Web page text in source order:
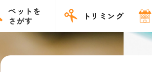
ペットを
さがす
トリミング